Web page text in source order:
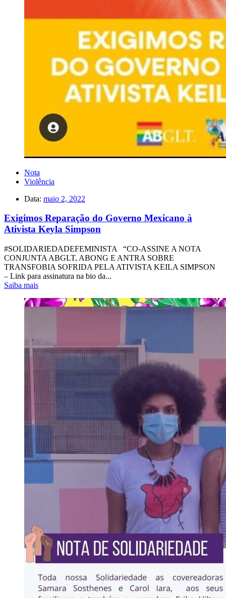
Nota
Violência
Data: maio 2, 2022
Exigimos Reparação do Governo Mexicano à
Ativista Keyla Simpson
#SOLIDARIEDADEFEMINISTA “CO-ASSINE A NOTA
CONJUNTA ABGLT, ABONG E ANTRA SOBRE
TRANSFOBIA SOFRIDA PELA ATIVISTA KEILA SIMPSON
– Link para assinatura na bio da...
Saiba mais